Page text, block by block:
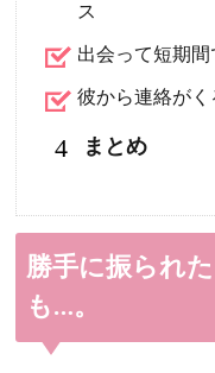
ス
出会って短期
彼から連絡が
4 まとめ
勝手に振られた！と思うのは早いか
も…。